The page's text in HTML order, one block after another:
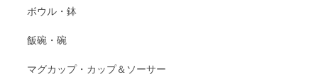
ボウル・鉢
飯碗・碗
マグカップ・カップ＆ソーサー